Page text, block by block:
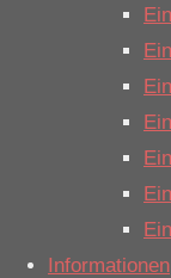
Informationen